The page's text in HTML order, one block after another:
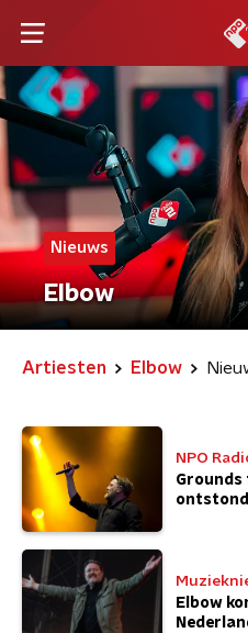
Nieuws
Elbow
Artiesten Elbow
NPO
Grounds
Elbow